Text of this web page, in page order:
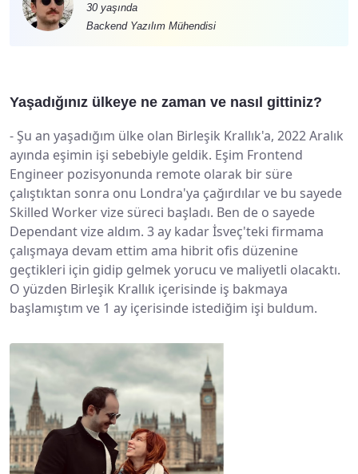
30 yaşında
Backend Yazılım Mühendisi
Yaşadığınız ülkeye ne zaman ve nasıl gittiniz?
-Şu an yaşadığım ülke olan Birleşik Krallık'a, 2022 Aralık
ayında eşimin işi sebebiyle geldik. Eşim Frontend
Engineer pozisyonunda remote olarak bir süre
çalıştıktan sonra onu Londra'ya çağırdılar ve bu sayede
Skilled Worker vize süreci başladı. Ben de o sayede
Dependant vize aldım. 3 ay kadar İsveç'teki firmama
çalışmaya devam ettim ama hibrit ofis düzenine
geçtikleri için gidip gelmek yorucu ve maliyetli olacaktı.
O yüzden Birleşik Krallık içerisinde iş bakmaya
başlamıştım ve 1 ay içerisinde istediğim işi buldum.